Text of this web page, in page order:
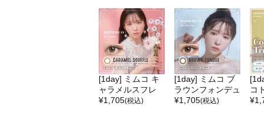
[1day] ミムコ キ
ャラメルスフレ
¥1,705(税込)
[1day] ミムコ ブ
ラウンフォンデュ
¥1,705(税込)
コ
¥